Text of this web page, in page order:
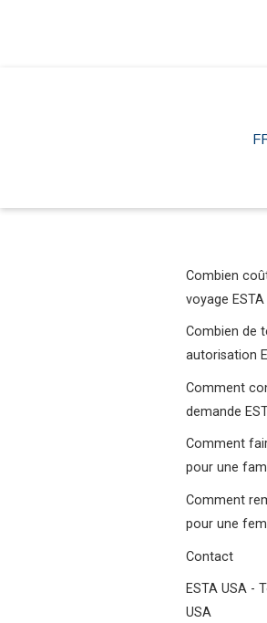
Combien
voyage ESTA
Combien de
autorisation
Comment
demande
Comment
pour une
Comment
pour une
Contact
ESTA USA -
USA